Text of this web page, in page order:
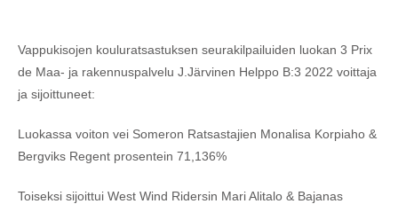
Vappukisojen kouluratsastuksen seurakilpailuiden luokan 3 Prix
de Maa- ja rakennuspalvelu J.Järvinen Helppo B:3 2022 voittaja
ja sijoittuneet:
Luokassa voiton vei Someron Ratsastajien Monalisa Korpiaho &
Bergviks Regent prosentein 71,136%
Toiseksi sijoittui West Wind Ridersin Mari Alitalo & Bajanas